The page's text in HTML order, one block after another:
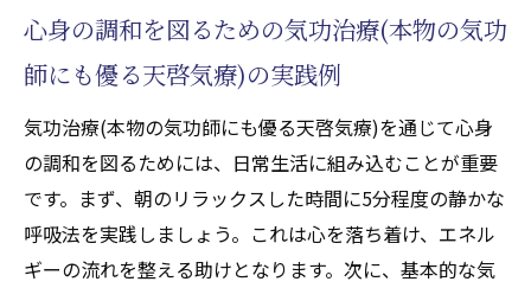
じた免疫力と自己再生能力の向上
免疫力を高めるための気功治療(本物の気功
師にも優る天啓気療)の役割
自己再生能力を活性化する気功治療(本物の
気功師にも優る天啓気療)の実践法
健康維持における気功治療(本物の気功師に
も優る天啓気療)の重要な位置づけ
心身の調和を図るための気功治療(本物の気功
師にも優る天啓気療)の実践例
気功治療(本物の気功師にも優る天啓気療)を通じて心身
の調和を図るためには、日常生活に組み込むことが重要
です。まず、朝のリラックスした時間に5分程度の静かな
呼吸法を実践しましょう。これは心を落ち着け、エネル
ギーの流れを整える助けとなります。次に、基本的な気